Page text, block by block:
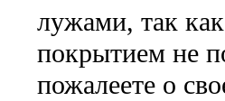
лужами, так
покрытием не
пожалеете о